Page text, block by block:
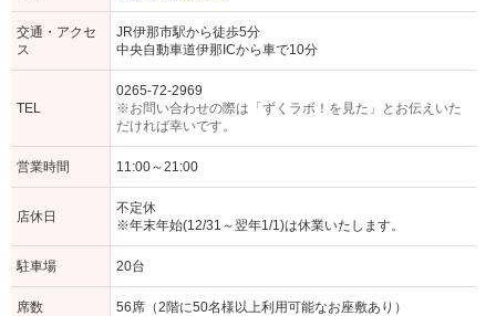
交通・アクセ
ス
JR伊那市駅から徒歩5分
中央自動車道伊那ICから車で10分
TEL
0265-72-2969
※お問い合わせの際は「ずくラボ！を見た」とお伝えいた
だければ幸いです。
営業時間 11:00～21:00
店休日
不定休
※年末年始(12/31～翌年1/1)は休業いたします。
駐車場 20台
席数 56席（2階に50名様以上利用可能なお座敷あり）